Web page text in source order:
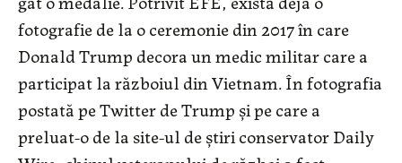
fotografie de la o ceremonie din 2017 în care
Donald Trump decora un medic militar care a
participat la războiul din Vietnam. În fotografia
postată pe Twitter de Trump şi pe care a
preluat-o de la site-ul de ştiri conservator Daily